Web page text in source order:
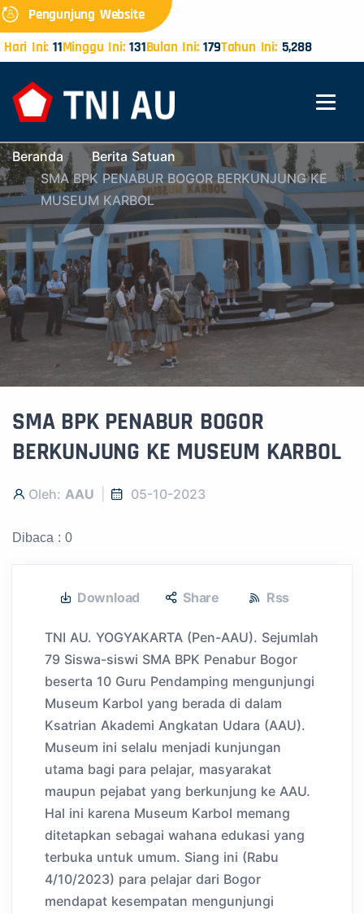
Pengunjung Website
Hari Ini: 11Minggu Ini:131Bulan Ini:179Tahun Ini:5,288
Beranda
Berita Satuan
SMA BPK PENABUR BOGOR BERKUNJUNG KE
MUSEUM KARBOL
SMA BPK PENABUR BOGOR
BERKUNJUNG KE MUSEUM KARBOL
Oleh: AAU 05-10-2023
Dibaca : 0
Download Share Rss
TNI AU. YOGYAKARTA (Pen-AAU). Sejumlah
79 Siswa-siswi SMA BPK Penabur Bogor
beserta 10 Guru Pendamping mengunjungi
Museum Karbol yang berada di dalam
Ksatrian Akademi Angkatan Udara (AAU).
Museum ini selalu menjadi kunjungan
utama bagi para pelajar, masyarakat
maupun pejabat yang berkunjung ke AAU.
Hal ini karena Museum Karbol memang
ditetapkan sebagai wahana edukasi yang
terbuka untuk umum. Siang ini (Rabu
4/10/2023) para pelajar dari Bogor
mendapat kesempatan mengunjungi